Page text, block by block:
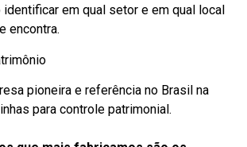
em qual setor e em qual local
encontra.
pioneira e referência no Brasil na
para controle patrimonial.